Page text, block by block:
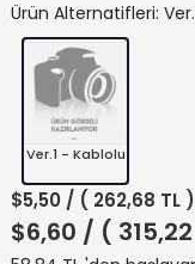
Ürün Alternatifleri:
Ver.1 - Kablolu
$5,50 / ( 262,68 TL
$6,60 / (